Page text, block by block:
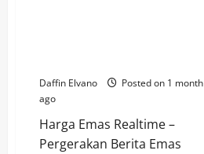
Daffin Elvano
Posted on 1 month
ago
Harga Emas Realtime –
Pergerakan Berita Emas